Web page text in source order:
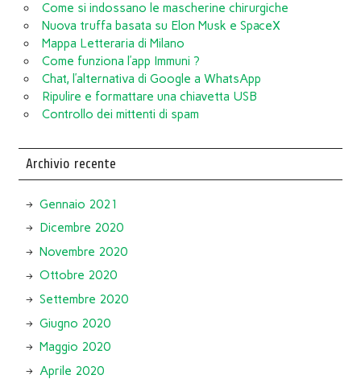
Come si indossano le mascherine chirurgiche
Nuova truffa basata su Elon Musk e SpaceX
Mappa Letteraria di Milano
Come funziona l’app Immuni ?
Chat, l’alternativa di Google a WhatsApp
Ripulire e formattare una chiavetta USB
Controllo dei mittenti di spam
Archivio recente
Gennaio 2021
Dicembre 2020
Novembre 2020
Ottobre 2020
Settembre 2020
Giugno 2020
Maggio 2020
Aprile 2020